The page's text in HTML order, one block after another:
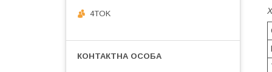
4TOK